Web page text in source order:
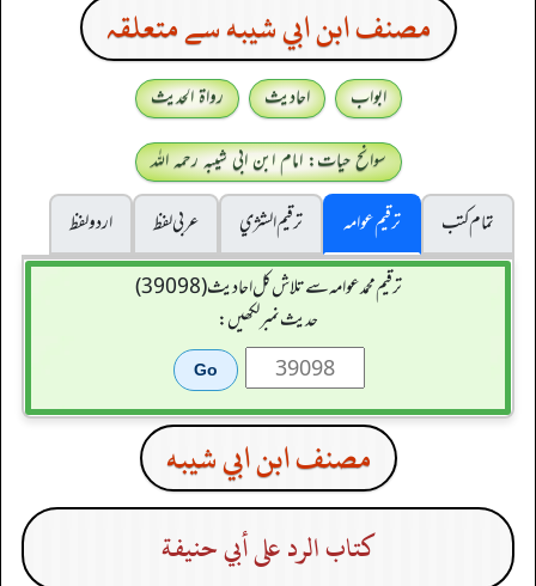
مصنف ابن ابي شيبه سے متعلقہ
ابواب احادیث
رواۃ الحدیث
سوانح حیات: امام ابن ابی شیبہ رحمہ اللہ
تمام کتب
ترقیم عوامہ ترقيم الشژي عربی لفظ
اردو لفظ
ترقیم محمدعوامہ سے تلاش کل احادیث (39098)
حدیث نمبر لکھیں:
مصنف ابن ابي شيبه
كتاب الرد على أبي حنيفة